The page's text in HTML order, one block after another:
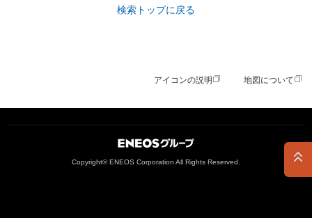
検索トップに戻る
アイコンの説明 地図について
Copyright© ENEOS Corporation All Rights Reserved.